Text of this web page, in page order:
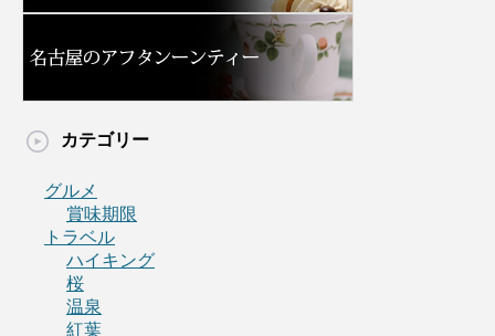
カテゴリー
グルメ
賞味期限
トラベル
ハイキング
桜
温泉
紅葉